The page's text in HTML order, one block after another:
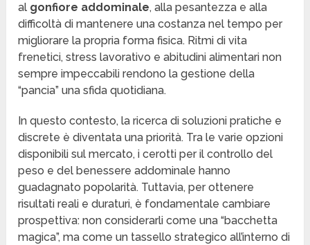
al gonfiore addominale, alla pesantezza e alla
difficoltà di mantenere una costanza nel tempo per
migliorare la propria forma fisica. Ritmi di vita
frenetici, stress lavorativo e abitudini alimentari non
sempre impeccabili rendono la gestione della
“pancia” una sfida quotidiana.
In questo contesto, la ricerca di soluzioni pratiche e
discrete è diventata una priorità. Tra le varie opzioni
disponibili sul mercato, i cerotti per il controllo del
peso e del benessere addominale hanno
guadagnato popolarità. Tuttavia, per ottenere
risultati reali e duraturi, è fondamentale cambiare
prospettiva: non considerarli come una “bacchetta
magica”, ma come un tassello strategico all’interno di